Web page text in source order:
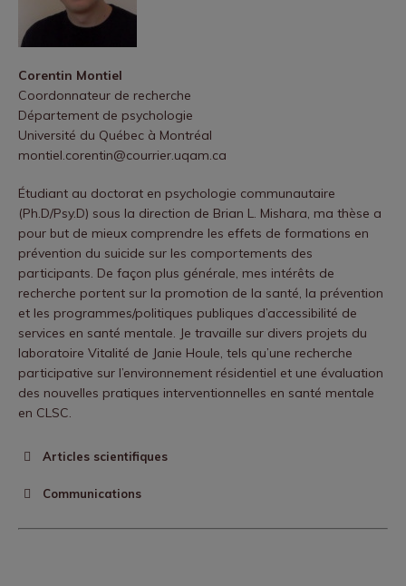
Corentin Montiel
Coordonnateur de recherche
Département de psychologie
Université du Québec à Montréal
montiel.corentin@courrier.uqam.ca
Étudiant au doctorat en psychologie communautaire
(Ph.D/Psy.D) sous la direction de Brian L. Mishara, ma thèse a
pour but de mieux comprendre les effets de formations en
prévention du suicide sur les comportements des
participants. De façon plus générale, mes intérêts de
recherche portent sur la promotion de la santé, la prévention
et les programmes/politiques publiques d’accessibilité de
services en santé mentale. Je travaille sur divers projets du
laboratoire Vitalité de Janie Houle, tels qu’une recherche
participative sur l’environnement résidentiel et une évaluation
des nouvelles pratiques interventionnelles en santé mentale
en CLSC.
Articles scientifiques
Communications